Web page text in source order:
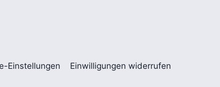
Einstellungen Einwilligungen widerrufen